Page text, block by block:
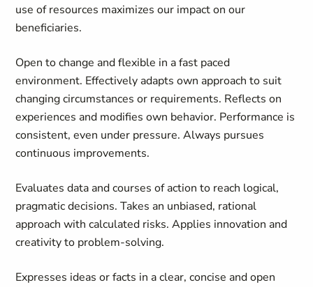
use of resources maximizes our impact on our
beneficiaries.
Open to change and flexible in a fast paced
environment. Effectively adapts own approach to suit
changing circumstances or requirements. Reflects on
experiences and modifies own behavior. Performance is
consistent, even under pressure. Always pursues
continuous improvements.
Evaluates data and courses of action to reach logical,
pragmatic decisions. Takes an unbiased, rational
approach with calculated risks. Applies innovation and
creativity to problem-solving.
Expresses ideas or facts in a clear, concise and open